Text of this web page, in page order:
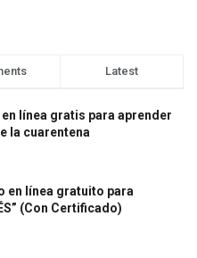
Latest
línea gratis para aprender
la cuarentena
en línea gratuito para
(Con Certificado)